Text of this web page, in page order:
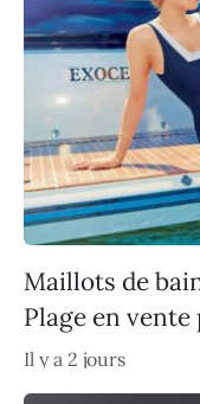
Maillots de
Plage en
Il y a 2 jours